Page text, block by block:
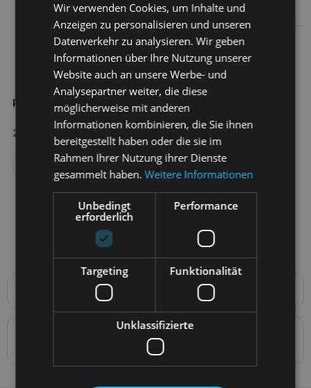
PAWZ Gummistiefel xs
2,70
Weiterlesen
Weiterlesen
Produktbeschreibung
biologisch abbaubare Hundeschuhe aus Naturkautschuk,
PAWZ sind die weltweit einzigen wiederverwendbaren und
wegwerfbaren wasserdichten Hundeschuhe. Sie werden
aus Naturkautschuk hergestellt und sind zu 100 %
biologisch abbaubar. PAWZ sind so konzipiert, dass sie
Details zur Konformität des Produkts mit den
Vorschriften: Produktverantwortung
Wir verwenden Cookies, um Inhalte und
Anzeigen zu personalisieren und unseren
Datenverkehr zu analysieren. Wir geben
Informationen über Ihre Nutzung unserer
Website auch an unsere Werbe- und
Analysepartner weiter, die diese
möglicherweise mit anderen
Informationen kombinieren, die Sie ihnen
bereitgestellt haben oder die sie im
Rahmen Ihrer Nutzung ihrer Dienste
gesammelt haben.Weitere Informationen
Unbedingt
erforderlich
Performance
Targeting Funktionalität
Unklassifizierte